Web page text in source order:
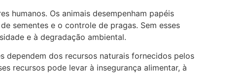
humanos. Os animais desempenham papéis
sementes e o controle de pragas. Sem esses
e à degradação ambiental.
dependem dos recursos naturais fornecidos pelos
recursos pode levar à insegurança alimentar, à